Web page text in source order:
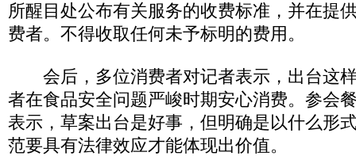
所醒目处公布有关服务的收费标准，并在提
费者。不得收取任何未予标明的费用。
会后，多位消费者对记者表示，出台这
者在食品安全问题严峻时期安心消费。参会
表示，草案出台是好事，但明确是以什么形
范要具有法律效应才能体现出价值。